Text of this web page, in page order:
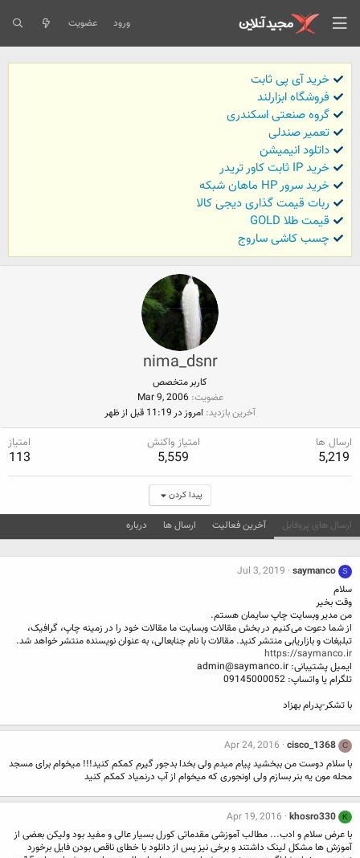
ورود عضویت
خرید آی پی ثابت
فروشگاه ابزارلند
گروه صنعتی اسکندری
تعمیر صندلی
داتلود انیمیشن
خرید IP ثابت کاور تریدر
خرید سرور HP ماهان شبکه
ربات قیمت گذاری دیجی کالا
قیمت طلا GOLD
چسب کاشی ساروج
nima_dsnr
کاربر متخصص
عضویت Mar 9, 2006
آخرین بازدید امروز در 11:19 قبل از ظهر
ارسال ها
5,219
امتیاز واکنش
5,559
امتیاز
113
پیدا کردن
ارسال های پروفایل آخرین فعالیت ارسال ها درباره
S
saymanco
Jul 3, 2019
سلام
وقت بخیر
من مدیر وبسایت چاپ سایمان هستم.
از شما دعوت می‌کنیم در بخش مقالات وبسایت ما مقالات خود را در زمینه چاپ، گرافیک،
تبلیغات و بازاریابی منتشر کنید. مقالات با نام جنابعالی، به عنوان نویسنده منتشر خواهد شد.
https://saymanco.ir
ایمیل پشتیبانی: admin@saymanco.ir
تلگرام یا واتساپ: 09145000052
با تشکر-پدرام بهزاد
C
cisco_1368
Apr 24, 2016
با سلام دوست من ببخشید پیام میدم ولی بخدا بدجور گیرم کمکم کنید!!! میخوام برای مسجد
محله مون یه بنر بسازم ولی اونجوری که میخوام از آب درنمیاد کمکم کنید
K
khosro330
Apr 19, 2016
با عرض سلام و ادب... مطالب آموزشی مقدماتی کورل بسیار عالی و مفید بود ولیکن بعضی از
آموزش ها مشکل لینک داشتند و برخی نیز پس از دانلود با خطای ناقص بودن فایل برخورد